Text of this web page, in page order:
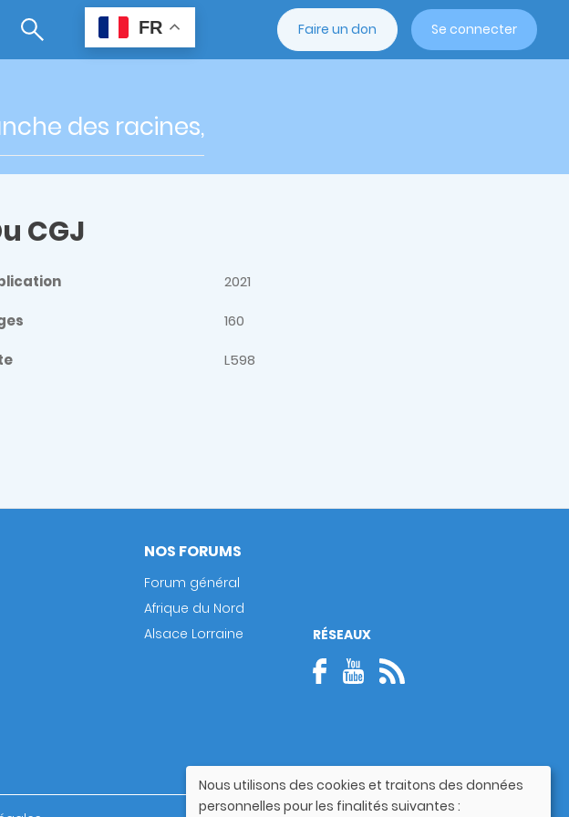
FR Faire un don Se connecter
des racines,
CGJ
2021
160
L598
NOS FORUMS
Forum général
Afrique du Nord
Alsace Lorraine
RÉSEAUX
Utilisation
Nous utilisons des cookies et traitons des données
personnelles pour les finalités suivantes :